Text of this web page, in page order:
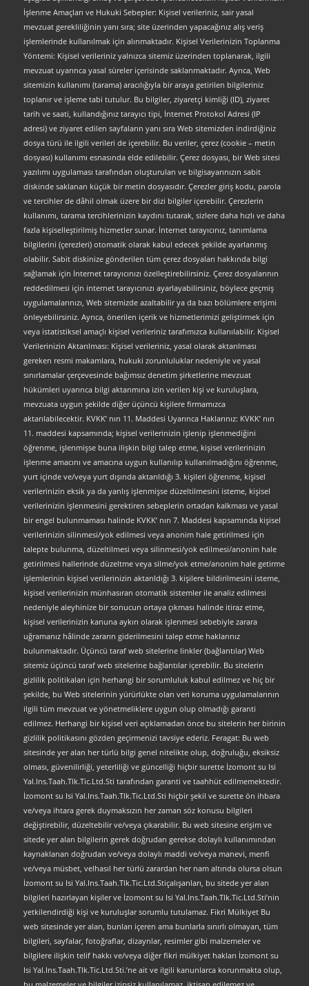
İşlenme Amaçları ve Hukuki Sebepler: Kişisel verileriniz, sair yasal
mevzuat gerekliliğinin yanı sıra; site üzerinden yapacağınız alış veriş
işlemlerinde kullanılmak için alınmaktadır. Kişisel Verilerinizin Toplanma
Yöntemi: Kişisel verileriniz yalnızca sitemiz üzerinden toplanarak, ilgili
mevzuat uyarınca yasal süreler içerisinde saklanmaktadır. Ayrıca, Web
sitemizin kullanımı (tarama) aracılığıyla bir araya getirilen bilgileriniz
toplanır ve işleme tabi tutulur. Bu bilgiler, ziyaretçi kimliği (ID), ziyaret
tarih ve saati, kullandığınız tarayıcı tipi, İnternet Protokol Adresi (IP
adresi) ve ziyaret edilen sayfaların yanı sıra Web sitemizden indirdiğiniz
dosya türü ile ilgili verileri de içerebilir. Bu veriler, çerez (cookie – metin
dosyası) kullanımı esnasında elde edilebilir. Çerez dosyası, bir Web sitesi
yazılımı uygulaması tarafından oluşturulan ve bilgisayarınızın sabit
diskinde saklanan küçük bir metin dosyasıdır. Çerezler giriş kodu, parola
ve tercihler de dâhil olmak üzere bir dizi bilgiler içerebilir. Çerezlerin
kullanımı, tarama tercihlerinizin kaydını tutarak, sizlere daha hızlı ve daha
fazla kişiselleştirilmiş hizmetler sunar. İnternet tarayıcınız, tanımlama
bilgilerini (çerezleri) otomatik olarak kabul edecek şekilde ayarlanmış
olabilir. Sabit diskinize gönderilen tüm çerez dosyaları hakkında bilgi
sağlamak için İnternet tarayıcınızı özelleştirebilirsiniz. Çerez dosyalarının
reddedilmesi için internet tarayıcınızı ayarlayabilirsiniz, böylece geçmiş
uygulamalarınızı, Web sitemizde azaltabilir ya da bazı bölümlere erişimi
önleyebilirsiniz. Ayrıca, önerilen içerik ve hizmetlerimizi geliştirmek için
veya istatistiksel amaçlı kişisel verileriniz tarafımızca kullanılabilir. Kişisel
Verilerinizin Aktarılması: Kişisel verileriniz, yasal olarak aktarılması
gereken resmi makamlara, hukuki zorunluluklar nedeniyle ve yasal
sınırlamalar çerçevesinde bağımsız denetim şirketlerine mevzuat
hükümleri uyarınca bilgi aktarımına izin verilen kişi ve kuruluşlara,
mevzuata uygun şekilde diğer üçüncü kişilere firmamızca
aktarılabilecektir. KVKK’ nın 11. Maddesi Uyarınca Haklarınız: KVKK’ nın
11. maddesi kapsamında; kişisel verilerinizin işlenip işlenmediğini
öğrenme, işlenmişse buna ilişkin bilgi talep etme, kişisel verilerinizin
işlenme amacını ve amacına uygun kullanılıp kullanılmadığını öğrenme,
yurt içinde ve/veya yurt dışında aktarıldığı 3. kişileri öğrenme, kişisel
verilerinizin eksik ya da yanlış işlenmişse düzeltilmesini isteme, kişisel
verilerinizin işlenmesini gerektiren sebeplerin ortadan kalkması ve yasal
bir engel bulunmaması halinde KVKK’ nın 7. Maddesi kapsamında kişisel
verilerinizin silinmesi/yok edilmesi veya anonim hale getirilmesi için
talepte bulunma, düzeltilmesi veya silinmesi/yok edilmesi/anonim hale
getirilmesi hallerinde düzeltme veya silme/yok etme/anonim hale getirme
işlemlerinin kişisel verilerinizin aktarıldığı 3. kişilere bildirilmesini isteme,
kişisel verilerinizin münhasıran otomatik sistemler ile analiz edilmesi
nedeniyle aleyhinize bir sonucun ortaya çıkması halinde itiraz etme,
kişisel verilerinizin kanuna aykırı olarak işlenmesi sebebiyle zarara
uğramanız hâlinde zararın giderilmesini talep etme haklarınız
bulunmaktadır. Üçüncü taraf web sitelerine linkler (bağlantılar) Web
sitemiz üçüncü taraf web sitelerine bağlantılar içerebilir. Bu sitelerin
gizlilik politikaları için herhangi bir sorumluluk kabul edilmez ve hiç bir
şekilde, bu Web sitelerinin yürürlükte olan veri koruma uygulamalarının
ilgili tüm mevzuat ve yönetmeliklere uygun olup olmadığı garanti
edilmez. Herhangi bir kişisel veri açıklamadan önce bu sitelerin her birinin
gizlilik politikasını gözden geçirmenizi tavsiye ederiz. Feragat: Bu web
sitesinde yer alan her türlü bilgi genel nitelikte olup, doğruluğu, eksiksiz
olması, güvenilirliği, yeterliliği ve güncelliği hiçbir surette İzomont su Isi
Yal.Ins.Taah.Tlk.Tic.Ltd.Sti tarafından garanti ve taahhüt edilmemektedir.
İzomont su Isi Yal.Ins.Taah.Tlk.Tic.Ltd.Sti hiçbir şekil ve surette ön ihbara
ve/veya ihtara gerek duymaksızın her zaman söz konusu bilgileri
değiştirebilir, düzeltebilir ve/veya çıkarabilir. Bu web sitesine erişim ve
sitede yer alan bilgilerin gerek doğrudan gerekse dolaylı kullanımından
kaynaklanan doğrudan ve/veya dolaylı maddi ve/veya manevi, menfi
ve/veya müsbet, velhasıl her türlü zarardan her nam altında olursa olsun
İzomont su Isi Yal.Ins.Taah.Tlk.Tic.Ltd.Stiçalışanları, bu sitede yer alan
bilgileri hazırlayan kişiler ve İzomont su Isi Yal.Ins.Taah.Tlk.Tic.Ltd.Sti’nin
yetkilendirdiği kişi ve kuruluşlar sorumlu tutulamaz. Fikri Mülkiyet Bu
web sitesinde yer alan, bunları içeren ama bunlarla sınırlı olmayan, tüm
bilgileri, sayfalar, fotoğraflar, dizaynlar, resimler gibi malzemeler ve
bilgilere ilişkin telif hakkı ve/veya diğer fikri mülkiyet hakları İzomont su
Isi Yal.Ins.Taah.Tlk.Tic.Ltd.Sti.’ne ait ve ilgili kanunlarca korunmakta olup,